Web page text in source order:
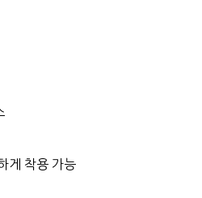
게 착용 가능